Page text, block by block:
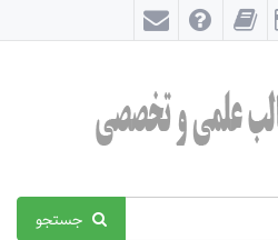
جستجو